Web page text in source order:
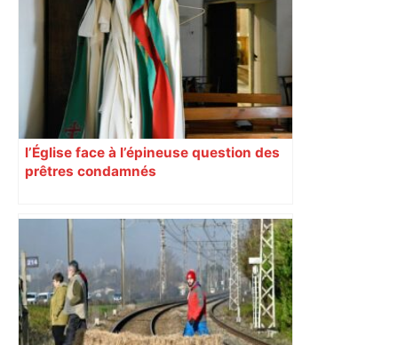
l’Église face à l’épineuse question des
prêtres condamnés